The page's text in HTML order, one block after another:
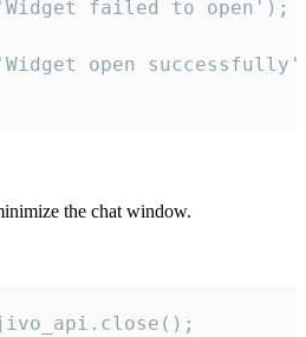
failed to open');
open
the chat window.